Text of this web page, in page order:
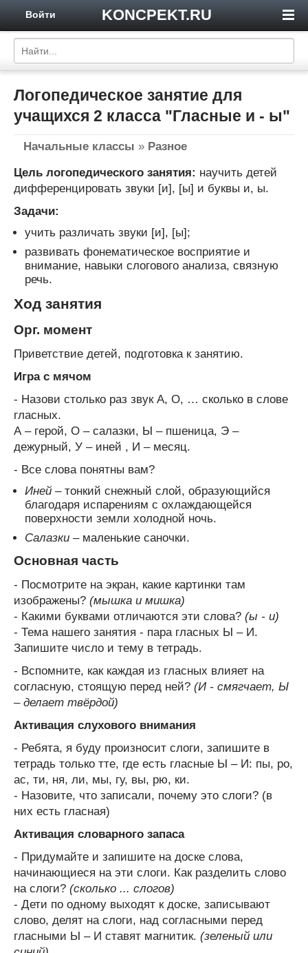
KONCPEKT.RU
Войти
Логопедическое занятие для
учащихся 2 класса "Гласные и - ы"
Начальные классы » Разное
Цель логопедического занятия: научить детей
дифференцировать звуки [и], [ы] и буквы и, ы.
Задачи:
учить различать звуки [и], [ы];
развивать фонематическое восприятие и
внимание, навыки слогового анализа, связную
речь.
Ход занятия
Орг. момент
Приветствие детей, подготовка к занятию.
Игра с мячом
- Назови столько раз звук А, О, … сколько в слове
гласных.
А – герой, О – салазки, Ы – пшеница, Э –
дежурный, У – иней , И – месяц.
- Все слова понятны вам?
Иней – тонкий снежный слой, образующийся
благодаря испарениям с охлаждающейся
поверхности земли холодной ночь.
Салазки – маленькие саночки.
Основная часть
- Посмотрите на экран, какие картинки там
изображены? (мышка и мишка)
- Какими буквами отличаются эти слова? (ы - и)
- Тема нашего занятия - пара гласных Ы – И.
Запишите число и тему в тетрадь.
- Вспомните, как каждая из гласных влияет на
согласную, стоящую перед ней? (И - смягчает, Ы
– делает твёрдой)
Активация слухового внимания
- Ребята, я буду произносит слоги, запишите в
тетрадь только тте, где есть гласные Ы – И: пы, ро,
ас, ти, ня, ли, мы, гу, вы, рю, ки.
- Назовите, что записали, почему это слоги? (в
них есть гласная)
Активация словарного запаса
- Придумайте и запишите на доске слова,
начинающиеся на эти слоги. Как разделить слово
на слоги? (сколько ... слогов)
- Дети по одному выходят к доске, записывают
слово, делят на слоги, над согласными перед
гласными Ы – И ставят магнитик. (зеленый или